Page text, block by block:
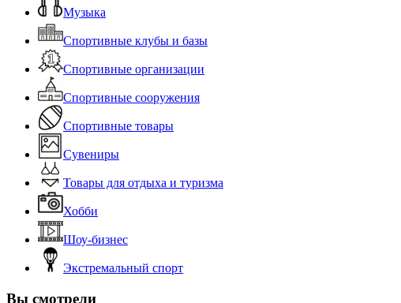
Музыка
Спортивные клубы и базы
Спортивные организации
Спортивные сооружения
Спортивные товары
Сувениры
Товары для отдыха и туризма
Хобби
Шоу-бизнес
Экстремальный спорт
Вы смотрели